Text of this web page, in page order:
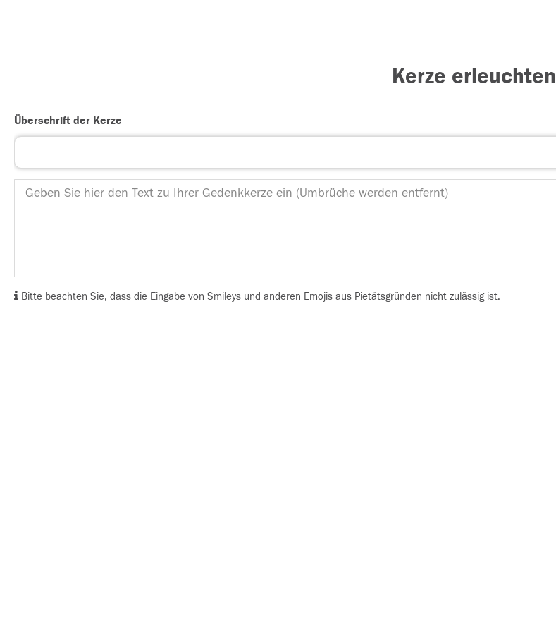
Kerze erleuchten
Überschrift der Kerze
Bitte beachten Sie, dass die Eingabe von Smileys und anderen Emojis aus Pietätsgründen nicht zulässig ist.